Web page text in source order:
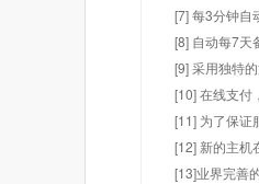
[7] 每3分钟自
[8] 自动每7天
[9] 采用独特
[10] 在线支付
[11] 为了保证
[12] 新的主机
[13]业界完善